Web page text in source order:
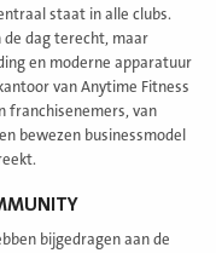
staat in alle clubs.
de dag terecht, maar
en moderne apparatuur
van Anytime Fitness
franchisenemers, van
bewezen businessmodel
bijgedragen aan de